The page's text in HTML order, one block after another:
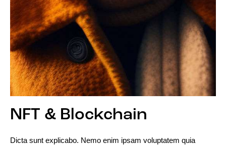
NFT & Blockchain
Dicta sunt explicabo. Nemo enim ipsam voluptatem quia